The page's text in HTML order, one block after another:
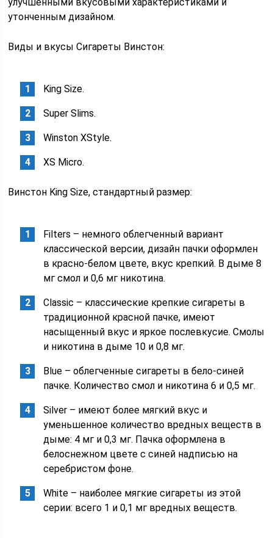
утонченным дизайном.
Виды и вкусы Сигареты Винстон:
King Size.
Super Slims.
Winston XStyle.
XS Micro.
Винстон King Size, стандартный размер:
Filters – немного облегченный вариант
классической версии, дизайн пачки оформлен
в красно-белом цвете, вкус крепкий. В дыме 8
мг смол и 0,6 мг никотина.
Classic – классические крепкие сигареты в
традиционной красной пачке, имеют
насыщенный вкус и яркое послевкусие. Смолы
и никотина в дыме 10 и 0,8 мг.
Blue – облегченные сигареты в бело-синей
пачке. Количество смол и никотина 6 и 0,5 мг.
Silver – имеют более мягкий вкус и
уменьшенное количество вредных веществ в
дыме: 4 мг и 0,3 мг. Пачка оформлена в
белоснежном цвете с синей надписью на
серебристом фоне.
White – наиболее мягкие сигареты из этой
серии: всего 1 и 0,1 мг вредных веществ.